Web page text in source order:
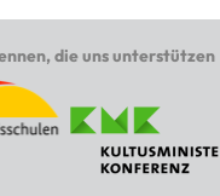
die uns unterstützen